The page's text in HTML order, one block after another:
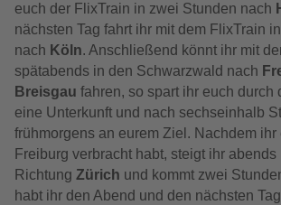
euch der FlixTrain in zwei Stunden nach
nächsten Tag fahrt ihr mit dem FlixTrain
nach Köln. Anschließend könnt ihr mit
spätabends in den Schwarzwald nach
Breisgau fahren, so spart ihr euch durch
eine Unterkunft und nach sechseinhalb
frühmorgens an eurem Ziel. Nachdem ihr
Freiburg verbracht habt, steigt ihr
Richtung Zürich und kommt zwei
habt ihr den Abend und den nächsten